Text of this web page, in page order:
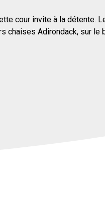
cour invite à la détente.
chaises Adirondack, sur le